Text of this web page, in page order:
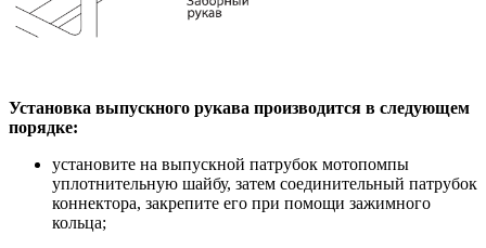
Установка выпускного рукава производится в следующем
порядке:
установите на выпускной патрубок мотопомпы
уплотнительную шайбу, затем соединительный патрубок
коннектора, закрепите его при помощи зажимного
кольца;